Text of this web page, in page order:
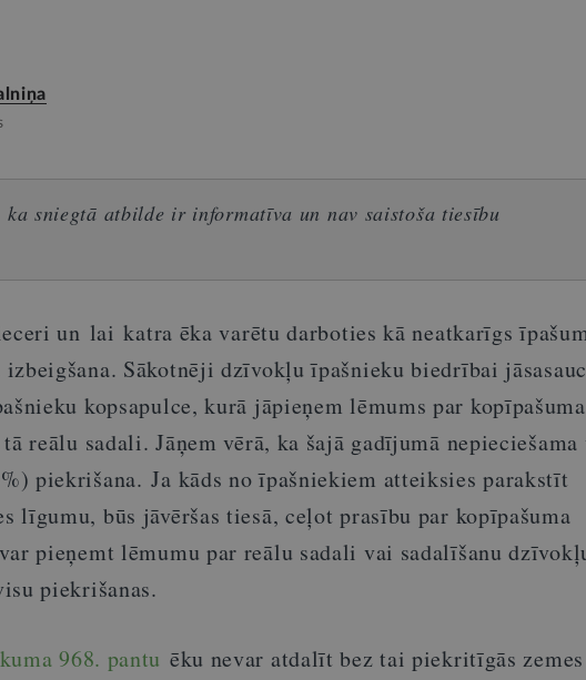
ka sniegtā atbilde ir informatīva un nav saistoša tiesību
un lai katra ēka varētu darboties kā neatkarīgs
izbeigšana. Sākotnēji dzīvokļu īpašnieku biedrībai jāsasauc
kopsapulce, kurā jāpieņem lēmums par kopīpašuma
reālu sadali. Jāņem vērā, ka šajā gadījumā nepieciešama
piekrišana. Ja kāds no īpašniekiem atteiksies parakstīt
līgumu, būs jāvēršas tiesā, ceļot prasību par kopīpašuma
pieņemt lēmumu par reālu sadali vai sadalīšanu
piekrišanas.
968. pantu ēku nevar atdalīt bez tai piekritīgās zemes